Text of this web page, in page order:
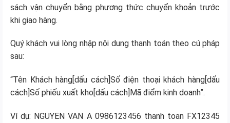
sách vận chuyển bằng phương thức chuyển khoản trước
khi giao hàng.
Quý khách vui lòng nhập nội dung thanh toán theo cú pháp
sau:
“Tên Khách hàng[dấu cách]Số điện thoại khách hàng[dấu
cách]Số phiếu xuất kho[dấu cách]Mã điểm kinh doanh”.
Ví dụ: NGUYEN VAN A 0986123456 thanh toan FX12345